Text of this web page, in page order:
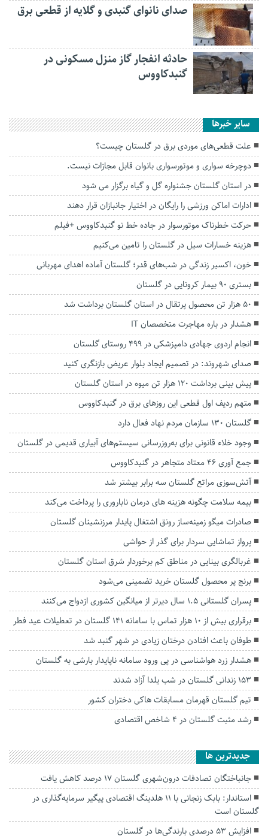
صدای نانوای گنبدی و گلایه از قطعی برق
حادثه انفجار گاز منزل مسکونی در
گنبدکاووس
سایر خبرها
علت قطعی‌های موردی برق در گلستان چیست؟
دوچرخه سواری و موتورسواری بانوان قابل مجازات نیست.
در استان گلستان جشنواره گل‌ و‌ گیاه برگزار می شود
ادارات اماکن ورزشی را رایگان در اختیار جانبازان قرار دهند
حرکت خطرناک موتورسوار در جاده خط نو گنبدکاووس +فیلم
هزینه خسارات سیل در گلستان را تامین می‌کنیم
خون، اکسیر زندگی در شب‌های قدر؛ گلستان آماده اهدای مهربانی
بستری ۹۰ بیمار کرونایی در گلستان
۵۰ هزار تن محصول پرتقال در استان گلستان برداشت شد
هشدار در باره مهاجرت متخصصان IT
انجام اردوی جهادی دامپزشکی در ۴۹۹ روستای گلستان
صدای شهروند: در تصمیم ایجاد بلوار عریض بازنگری کنید
پیش بینی برداشت ۱۲۰ هزار تن میوه در استان گلستان
متهم ردیف اول قطعی این روزهای برق در گنبدکاووس
گلستان ۱۳۰ سازمان مردم نهاد فعال دارد
وجود خلاء قانونی برای به‌روزرسانی سیستم‌های آبیاری قدیمی در گلستان
جمع آوری 46 معتاد متجاهر در گنبدكاووس
آتش‌سوزی مراتع گلستان سه برابر بیشتر شد
بیمه سلامت چگونه هزینه های درمان ناباروری را پرداخت می‌کند
صادرات میگو زمینه‌ساز رونق اشتغال پایدار مرزنشینان گلستان
پرواز تماشایی سردار برای گذر از حواشی
غربالگری بینایی در مناطق کم برخوردار شرق استان گلستان
برنج پر محصول گلستان خرید تضمینی می‌شود
پسران گلستانی ۱.۵ سال دیرتر از میانگین کشوری ازدواج می‌کنند
برقراری بیش از ۱۰ هزار تماس با سامانه ۱۴۱ گلستان در تعطیلات عید فطر
طوفان باعث افتادن درختان زیادی در شهر گنبد شد
هشدار زرد هواشناسی در پی ورود سامانه ناپایدار بارشی به گلستان
۱۵۳ زندانی گلستان در شب یلدا آزاد شدند
تیم گلستان قهرمان مسابقات هاکی دختران کشور
رشد مثبت گلستان در 4 شاخص اقتصادی
جديدترين ها
جانباختگان تصادفات درون‌شهری گلستان ۱۷ درصد کاهش یافت
استاندار: بابک زنجانی با ۱۱ هلدینگ اقتصادی پیگیر سرمایه‌گذاری در
گلستان است
افزایش ۵۳ درصدی بارندگی‌ها در گلستان